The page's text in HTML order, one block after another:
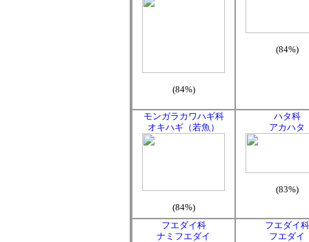
(84%)
(84%)
モンガラカワハギ科
オキハギ（若魚）
(84%)
ハタ科
アカハタ
(83%)
フエダイ科
ナミフエダイ
フエダイ科
フエダイ